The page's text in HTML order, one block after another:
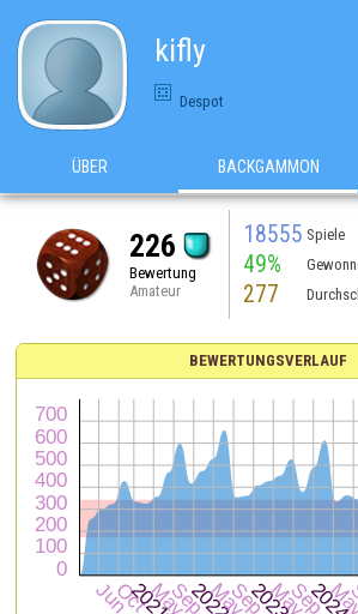
kifly
Despot
ÜBER BACKGAMMON
226
Bewertung
Amateur
18555 Spiele
49%
277
BEWERTUNGSVERLAUF